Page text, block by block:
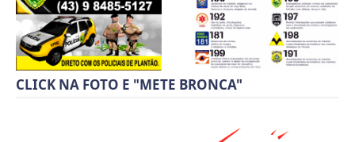
CLICK NA FOTO E "METE BRONCA"